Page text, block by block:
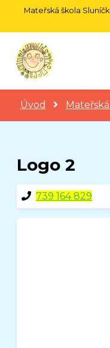
Mateřská škola
Úvod
Logo 2
739 164 829